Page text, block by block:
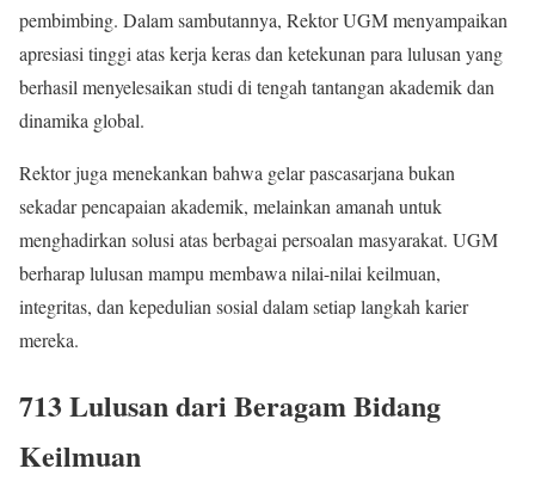
pembimbing. Dalam sambutannya, Rektor UGM menyampaikan
apresiasi tinggi atas kerja keras dan ketekunan para lulusan yang
berhasil menyelesaikan studi di tengah tantangan akademik dan
dinamika global.
Rektor juga menekankan bahwa gelar pascasarjana bukan
sekadar pencapaian akademik, melainkan amanah untuk
menghadirkan solusi atas berbagai persoalan masyarakat. UGM
berharap lulusan mampu membawa nilai-nilai keilmuan,
integritas, dan kepedulian sosial dalam setiap langkah karier
mereka.
713 Lulusan dari Beragam Bidang
Keilmuan